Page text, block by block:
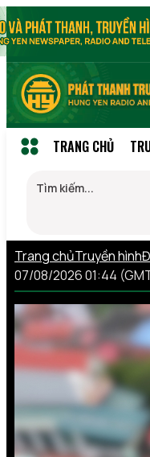
TRANG CHỦ
Trang chủTruyền hình
07/08/2026 01:44